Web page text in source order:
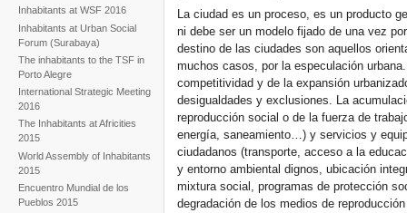
events which leave a mark
and civil society monitoring
the turning point
and civil society monitoring
Inhabitants at WSF 2016
Inhabitants at Urban Social
Forum (Surabaya)
The inhabitants to the TSF in
Porto Alegre
International Strategic Meeting
2016
The Inhabitants at Africities
2015
World Assembly of Inhabitants
2015
Encuentro Mundial de los
Pueblos 2015
La ciudad es un proceso, es un producto
ni debe ser un modelo fijado de una vez
destino de las ciudades son aquellos
muchos casos, por la especulación
competitividad y de la expansión
desigualdades y exclusiones. La
reproducción social o de la fuerza de
energía, saneamiento…) y servicios y
ciudadanos (transporte, acceso a la
y entorno ambiental dignos, ubicación
mixtura social, programas de protección
degradación de los medios de